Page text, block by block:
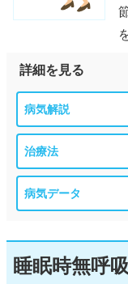
詳細を見る
病気解説
治療法
病気データ
睡眠時無呼